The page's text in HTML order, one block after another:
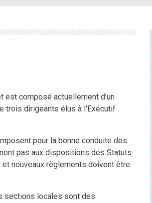
est composé actuellement d'un
trois dirigeants élus à l'Exécutif
pour la bonne conduite des
pas aux dispositions des Statuts
nouveaux règlements doivent être
sections locales sont des